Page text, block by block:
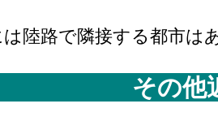
陸路で隣接する都市は
その他